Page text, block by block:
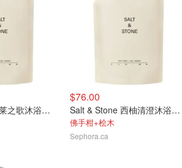
Salt & Stone 雪莱之歌沐浴露替换装956ml
$76.00
Salt & Stone 西柚清澄沐浴露替换装956ml
佛手柑+桧木
Sephora.ca